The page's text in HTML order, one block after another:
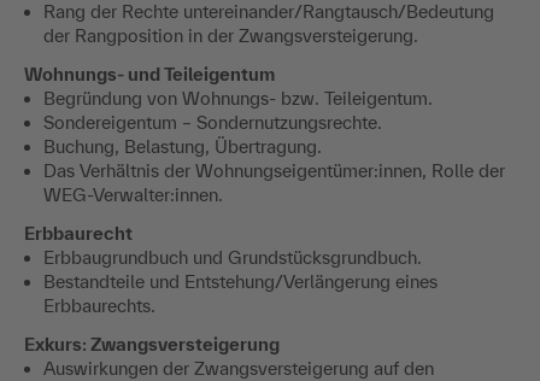
Rang der Rechte untereinander/Rangtausch/Bedeutung
der Rangposition in der Zwangsversteigerung.
Wohnungs- und Teileigentum
Begründung von Wohnungs- bzw. Teileigentum.
Sondereigentum – Sondernutzungsrechte.
Buchung, Belastung, Übertragung.
Das Verhältnis der Wohnungseigentümer:innen, Rolle der
WEG-Verwalter:innen.
Erbbaurecht
Erbbaugrundbuch und Grundstücksgrundbuch.
Bestandteile und Entstehung/Verlängerung eines
Erbbaurechts.
Exkurs: Zwangsversteigerung
Auswirkungen der Zwangsversteigerung auf den